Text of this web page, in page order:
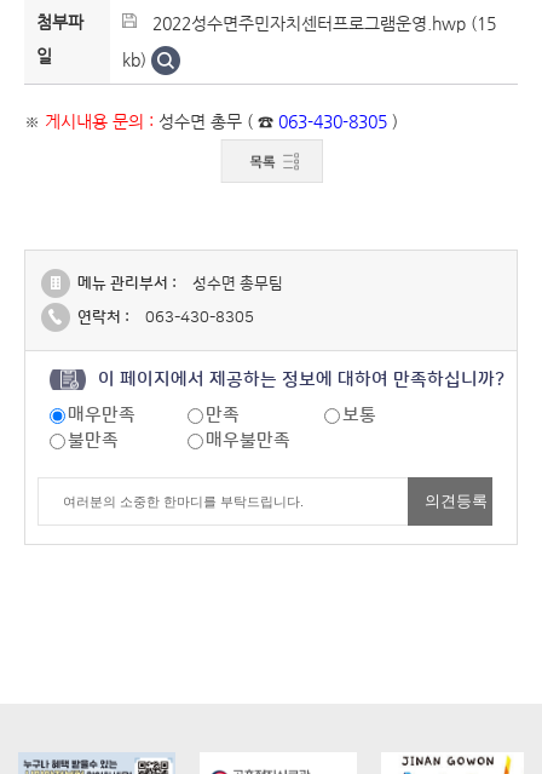
첨부파
일
2022성수면주민자치센터프로그램운영.hwp (15
kb)
※ 게시내용 문의 : 성수면 총무 ( ☎ 063-430-8305 )
메뉴 관리부서 :
성수면 총무팀
연락처 :
063-430-8305
이 페이지에서 제공하는 정보에 대하여 만족하십니까?
매우만족
만족
보통
불만족
매우불만족